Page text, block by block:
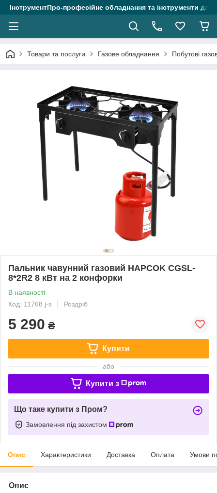
ІнструментПро-професійне обладнання та інструменти для
Товари та послуги Газове обладнання Побутові
Пальник чавунний газовий HAPCOK CGSL-
8*2R2 8 кВт на 2 конфорки
В наявності
Код: 11768 j-s
Роздріб
5 290 ₴
Купити
або
Купити з
Що таке купити з Пром?
Замовлення під захистом
Опис Характеристики Доставка Оплата Умови
Опис